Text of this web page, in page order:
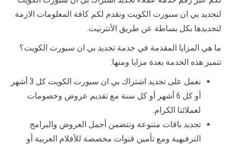
لتجديد بي ان سبورت الكويت ونقدم لكم كافة المعلومات الازمة
لتجديدها بكل بساطة عن طريق الأنترنيت.
ما هي المزايا المقدمة في خدمة تجديد بي ان سبورت الكويت؟
تتميز هذه الخدمة بعدة مزايا ومنها:
نعمل على تجديد اشتراك بي ان سبورت الكويت كل 3 أشهر
أو كل 6 أشهر أو كل سنة مع تقديم عروض وخصومات
لعملائنا الكرام.
تجديد باقات متنوعة وتتضمن أجمل العروض والبرامج
الترفيهية ومع تأمين قنوات مخصصة للأفلام العربية أو